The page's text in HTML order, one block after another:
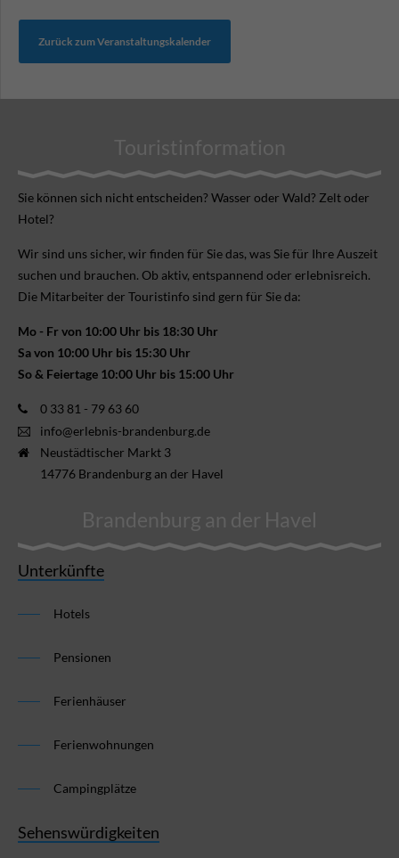
Zurück zum Veranstaltungskalender
Touristinformation
Sie können sich nicht ent­scheiden? Wasser oder Wald? Zelt oder
Hotel?
Wir sind uns sicher, wir finden für Sie das, was Sie für Ihre Aus­zeit
suchen und brauchen. Ob aktiv, ent­spannend oder erlebnis­reich.
Die Mitarbeiter der Touristinfo sind gern für Sie da:
Mo - Fr von 10:00 Uhr bis 18:30 Uhr
Sa von 10:00 Uhr bis 15:30 Uhr
So & Feiertage 10:00 Uhr bis 15:00 Uhr
0 33 81 - 79 63 60
info@erlebnis-brandenburg.de
Neustädtischer Markt 3
14776 Brandenburg an der Havel
Brandenburg an der Havel
Unterkünfte
Hotels
Pensionen
Ferienhäuser
Ferienwohnungen
Campingplätze
Sehenswürdigkeiten